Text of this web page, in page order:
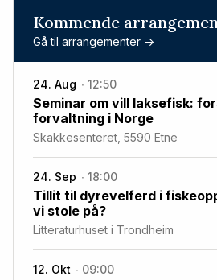
Kommende
Gå til arrangementer ->
24. Aug 12:50
Seminar om vill laksefisk:
forvaltning i Norge
Skakkesenteret, 5590 Etne
24. Sep 18:00
Tillit til dyrevelferd i
vi stole på?
Litteraturhuset i Trondheim
12. Okt 09:00